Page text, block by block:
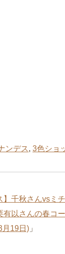
ンデス , 3色ショ
】千秋さんvsミ
有以さんの春コ
月19日) 」